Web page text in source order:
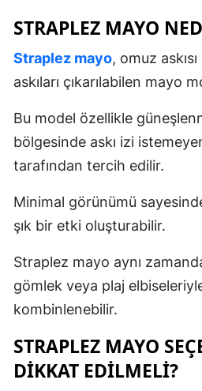
STRAPLEZ MAYO
Straplez mayo, omuz
askıları çıkarılabilen mayo
Bu model özellikle
bölgesinde askı izi
tarafından tercih edilir.
Minimal görünümü
şık bir etki oluşturabilir.
Straplez mayo aynı
gömlek veya plaj
kombinlenebilir.
STRAPLEZ MAYO
DIKKAT EDILMELI?